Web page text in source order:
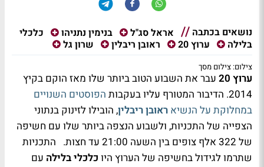
נושאים בכתבה אראל סג"ל בנימין נתניהו
כלכלי
בלילה
ערוץ 20 ראובן ריבלין שרון גל
צילום: צילום מסך
ערוץ 20
עבר את השבוע הטוב ביותר שלו מאז הוקם בקיץ
2014. הדיבור המטורף עליו בעקבות
הפוסטים השנויים
במחלוקת על הנשיא ראובן ריבלין, הובילו לזינוק בנתוני
הצפייה של התכניות, ולשבוע הנצפה ביותר שלו עם חשיפה
של 322 אלף צופים בין השעה 21:00 עד חצות. התכניות
שתרמו לגידול בחשיפה של הערוץ היו כלכלי בלילה עם